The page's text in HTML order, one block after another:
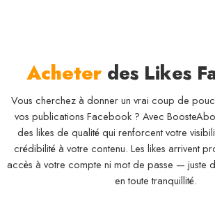
Acheter des Likes
Vous cherchez à donner un vrai coup de
vos publications Facebook ? Avec
des likes de qualité qui renforcent votre
crédibilité à votre contenu. Les likes arrivent
accès à votre compte ni mot de passe — juste
en toute tranquillité.